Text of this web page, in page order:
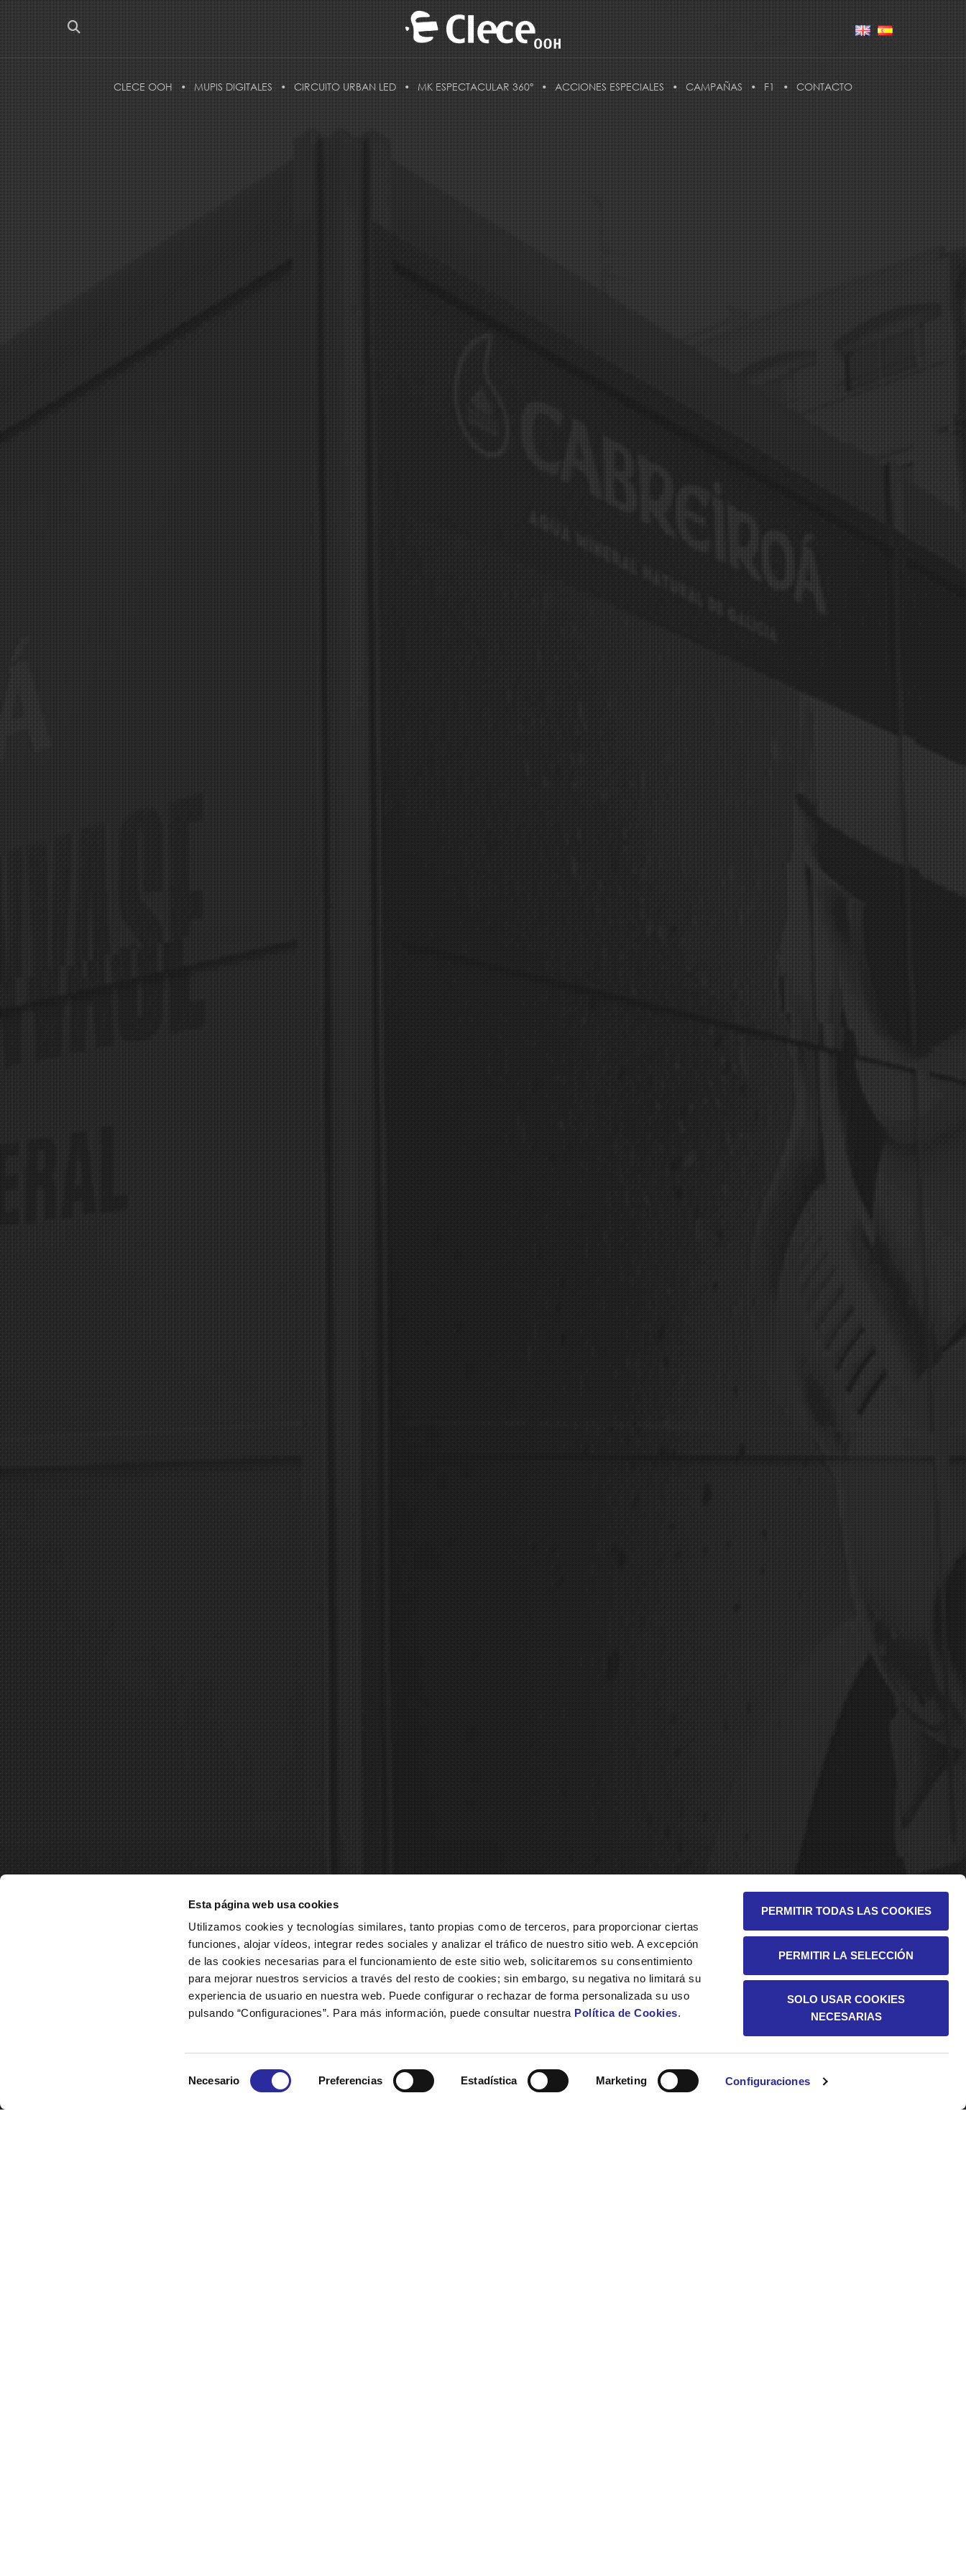
Esta página web usa cookies
Utilizamos cookies y tecnologías similares, tanto propias como de terceros, para proporcionar ciertas
funciones, alojar vídeos, integrar redes sociales y analizar el tráfico de nuestro sitio web. A excepción
de las cookies necesarias para el funcionamiento de este sitio web, solicitaremos su consentimiento
para mejorar nuestros servicios a través del resto de cookies; sin embargo, su negativa no limitará su
experiencia de usuario en nuestra web. Puede configurar o rechazar de forma personalizada su uso
pulsando “Configuraciones”. Para más información, puede consultar nuestra Política de Cookies.
Necesario Preferencias Estadística Marketing Configuraciones
PERMITIR TODAS LAS COOKIES
PERMITIR LA SELECCIÓN
SOLO USAR COOKIES
NECESARIAS
CLECE OOH MUPIS DIGITALES CIRCUITO URBAN LED MK ESPECTACULAR 360º ACCIONES ESPECIALES CAMPAÑAS F1 CONTACTO
SOSTENIBILIDAD